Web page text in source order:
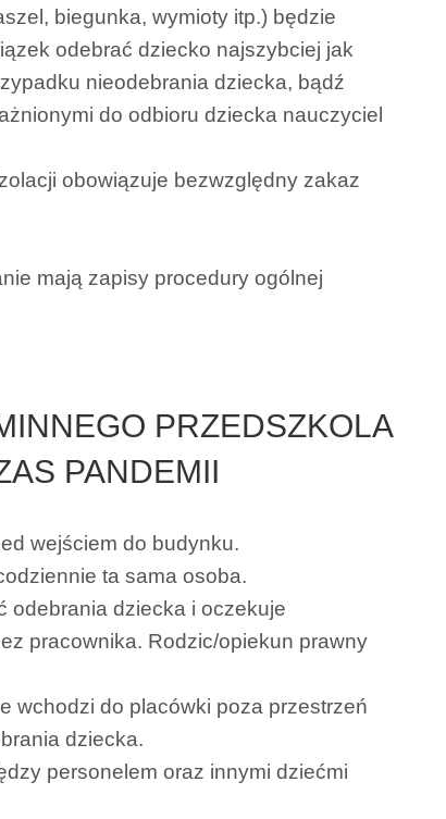
biegunka, wymioty itp.) będzie
odebrać dziecko najszybciej jak
nieodebrania dziecka, bądź
do odbioru dziecka nauczyciel
obowiązuje bezwzględny zakaz
mają zapisy procedury ogólnej
PRZEDSZKOLA
PANDEMII
wejściem do budynku.
ta sama osoba.
odebrania dziecka i oczekuje
pracownika. Rodzic/opiekun prawny
wchodzi do placówki poza przestrzeń
dziecka.
personelem oraz innymi dziećmi